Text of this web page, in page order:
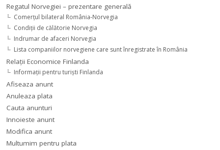
Regatul Norvegiei – prezentare generală
Comerţul bilateral România-Norvegia
Condiții de călătorie Norvegia
Indrumar de afaceri Norvegia
Lista companiilor norvegiene care sunt înregistrate în România
Relaţii Economice Finlanda
Informaţii pentru turişti Finlanda
Afiseaza anunt
Anuleaza plata
Cauta anunturi
Innoieste anunt
Modifica anunt
Multumim pentru plata